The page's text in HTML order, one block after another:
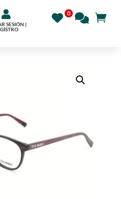

SESIÓN |